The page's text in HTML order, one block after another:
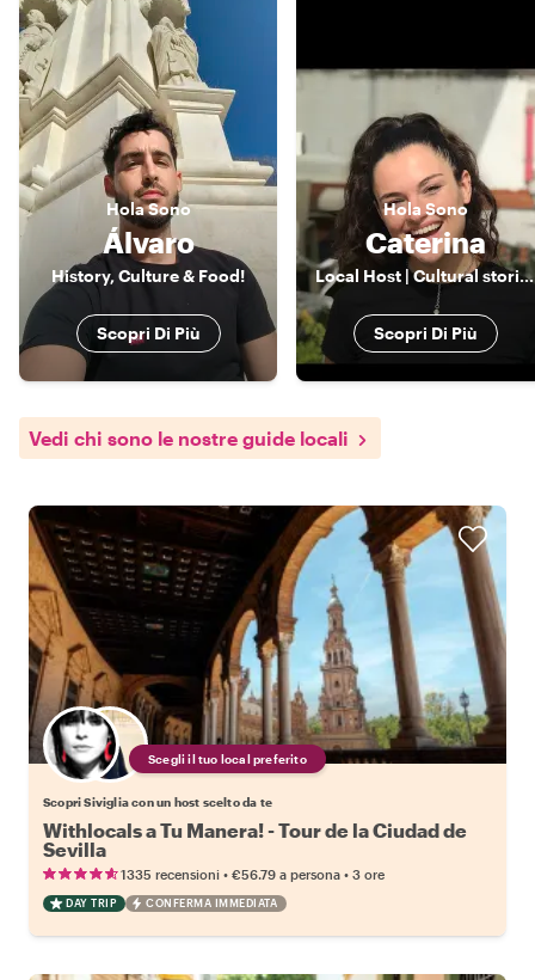
HolaSono
Álvaro
History, Culture & Food!
Scopri Di Più
Hola Sono
Caterina
Local Host | Cultural stories, local food & a touch of flamenco spirit
Scopri Di Più
Vedi chi sono le nostre guide locali
Scegli il tuo local preferito
Scopri Siviglia con un host scelto da te
Withlocals a Tu Manera! - Tour de la Ciudad de
Sevilla
1335 recensioni • €56.79 a persona • 3 ore
DAY TRIP CONFERMA IMMEDIATA